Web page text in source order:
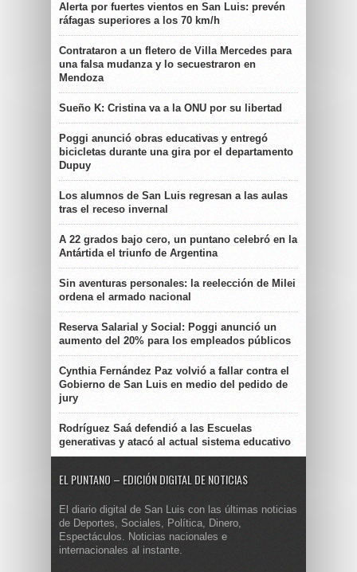
Alerta por fuertes vientos en San Luis: prevén
ráfagas superiores a los 70 km/h
Contrataron a un fletero de Villa Mercedes para
una falsa mudanza y lo secuestraron en
Mendoza
Sueño K: Cristina va a la ONU por su libertad
Poggi anunció obras educativas y entregó
bicicletas durante una gira por el departamento
Dupuy
Los alumnos de San Luis regresan a las aulas
tras el receso invernal
A 22 grados bajo cero, un puntano celebró en la
Antártida el triunfo de Argentina
Sin aventuras personales: la reelección de Milei
ordena el armado nacional
Reserva Salarial y Social: Poggi anunció un
aumento del 20% para los empleados públicos
Cynthia Fernández Paz volvió a fallar contra el
Gobierno de San Luis en medio del pedido de
jury
Rodríguez Saá defendió a las Escuelas
generativas y atacó al actual sistema educativo
EL PUNTANO – EDICIÓN DIGITAL DE NOTICIAS
El diario digital de San Luis con las últimas noticias
de Deportes, Sociales, Política, Dinero,
Espectáculos. Noticias nacionales e
internacionales al instante.